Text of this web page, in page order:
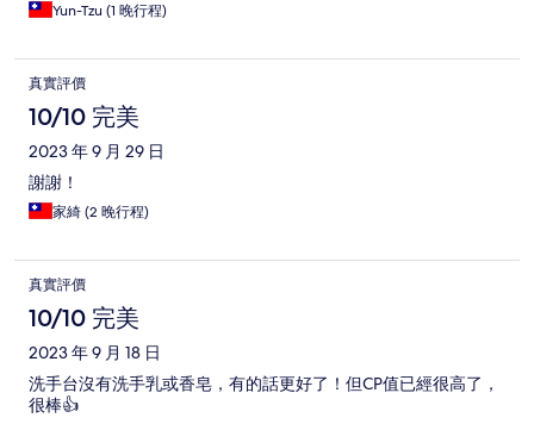
Yun-Tzu (1 晚行程)
真實評價
10/10 完美
2023 年 9 月 29 日
謝謝！
家綺 (2 晚行程)
真實評價
10/10 完美
2023 年 9 月 18 日
洗手台沒有洗手乳或香皂，有的話更好了！但CP值已經很高了，
很棒👍